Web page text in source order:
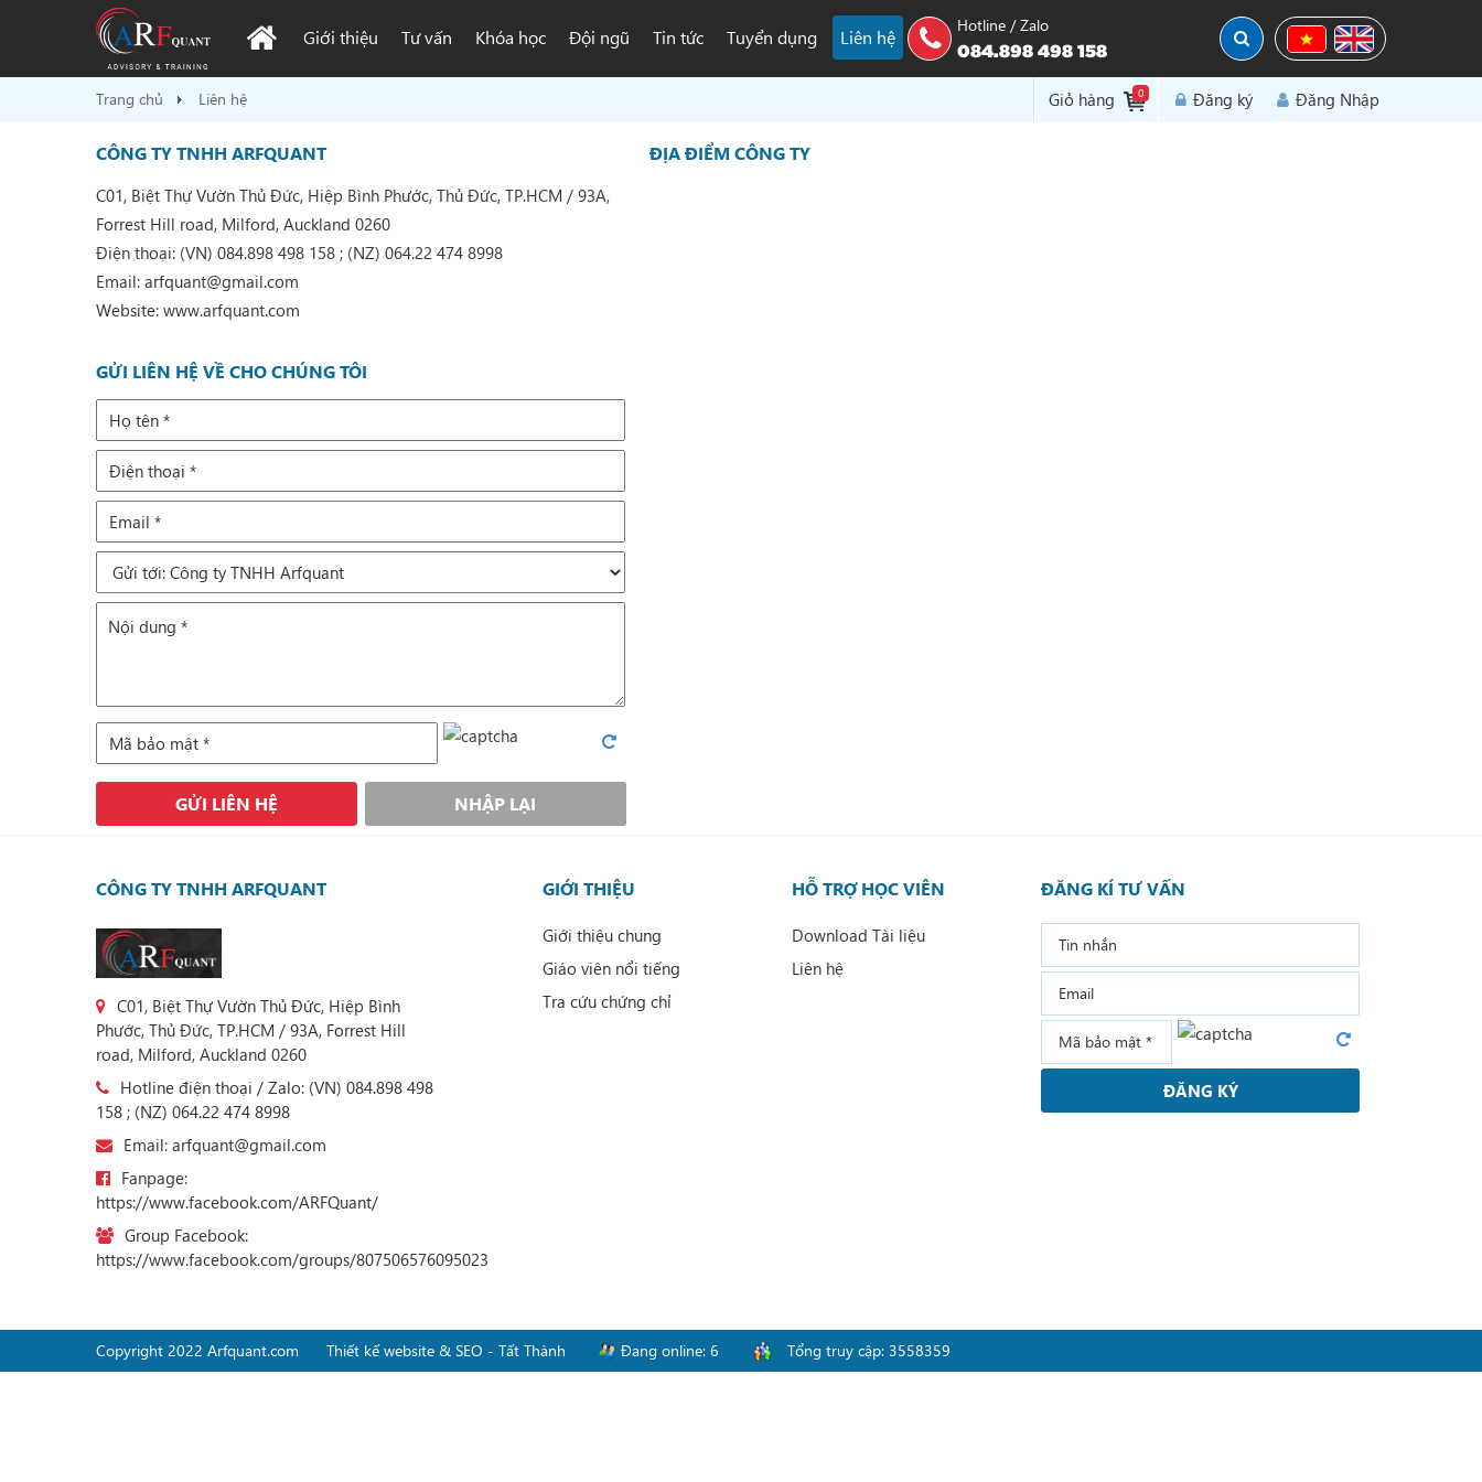
Giới thiệu Tư vấn Khóa học Đội ngũ Tin tức Tuyển dụng Liên hệ
Hotline / Zalo
084.898 498 158
Trang chủ Liên hệ Giỏ hàng 0 Đăng ký Đăng Nhập
CÔNG TY TNHH ARFQUANT
C01, Biệt Thự Vườn Thủ Đức, Hiệp Bình Phước, Thủ Đức, TP.HCM / 93A,
Forrest Hill road, Milford, Auckland 0260
Điện thoại: (VN) 084.898 498 158 ; (NZ) 064.22 474 8998
Email: arfquant@gmail.com
Website: www.arfquant.com
GỬI LIÊN HỆ VỀ CHO CHÚNG TÔI
GỬI LIÊN HỆ NHẬP LẠI
ĐỊA ĐIỂM CÔNG TY
CÔNG TY TNHH ARFQUANT
C01, Biệt Thự Vườn Thủ Đức, Hiệp Bình
Phước, Thủ Đức, TP.HCM / 93A, Forrest Hill
road, Milford, Auckland 0260
Hotline điện thoại / Zalo: (VN) 084.898 498
158 ; (NZ) 064.22 474 8998
Email: arfquant@gmail.com
Fanpage:
https://www.facebook.com/ARFQuant/
Group Facebook:
https://www.facebook.com/groups/807506576095023
GIỚI THIỆU
Giới thiệu chung
Giáo viên nổi tiếng
Tra cứu chứng chỉ
HỖ TRỢ HỌC VIÊN
Download Tài liệu
Liên hệ
ĐĂNG KÍ TƯ VẤN
ĐĂNG KÝ
Copyright 2022 Arfquant.com Thiết kế website & SEO - Tất Thành Đang online: 6 Tổng truy cập: 3558359